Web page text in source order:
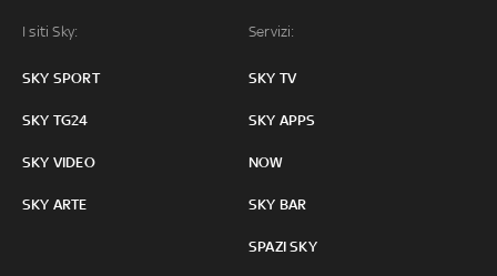
I siti Sky:
SKY SPORT
SKY TG24
SKY VIDEO
SKY ARTE
Servizi:
SKY TV
SKY APPS
NOW
SKY BAR
SPAZI SKY